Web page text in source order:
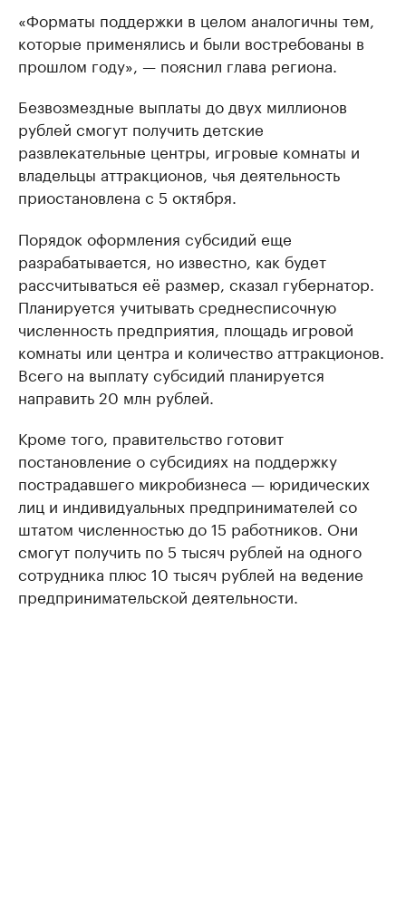
«Форматы поддержки в целом аналогичны тем,
которые применялись и были востребованы в
прошлом году», — пояснил глава региона.
Безвозмездные выплаты до двух миллионов
рублей смогут получить детские
развлекательные центры, игровые комнаты и
владельцы аттракционов, чья деятельность
приостановлена с 5 октября.
Порядок оформления субсидий еще
разрабатывается, но известно, как будет
рассчитываться её размер, сказал губернатор.
Планируется учитывать среднесписочную
численность предприятия, площадь игровой
комнаты или центра и количество аттракционов.
Всего на выплату субсидий планируется
направить 20 млн рублей.
Кроме того, правительство готовит
постановление о субсидиях на поддержку
пострадавшего микробизнеса — юридических
лиц и индивидуальных предпринимателей со
штатом численностью до 15 работников. Они
смогут получить по 5 тысяч рублей на одного
сотрудника плюс 10 тысяч рублей на ведение
предпринимательской деятельности.